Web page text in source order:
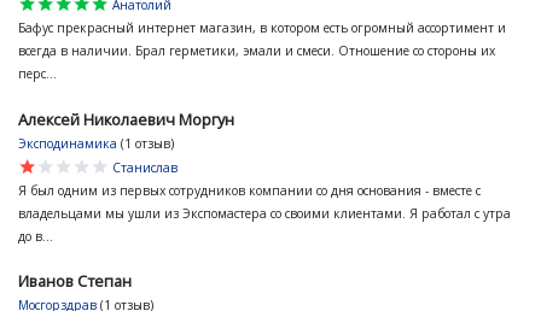
star
star
star
star
star
Анатолий
Бафус прекрасный интернет магазин, в котором есть огромный ассортимент и
всегда в наличии. Брал герметики, эмали и смеси. Отношение со стороны их
перс...
Алексей Николаевич Моргун
Эксподинамика (1 отзыв)
star
star
star
star
star
Станислав
Я был одним из первых сотрудников компании со дня основания - вместе с
владельцами мы ушли из Экспомастера со своими клиентами. Я работал с утра
до в...
Иванов Степан
Мосгорздрав (1 отзыв)